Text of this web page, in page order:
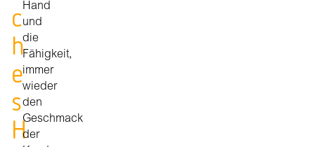
c
h
e
s
H
Hand
und
die
Fähigkeit,
immer
wieder
den
Geschmack
der